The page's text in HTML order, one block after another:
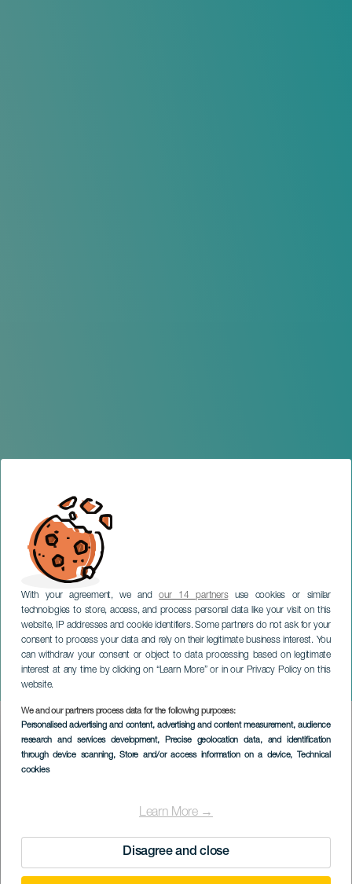
With your agreement, we andour 14 partnersuse cookies or similar
technologies to store, access, and process personal data like your visit on this
website, IP addresses and cookie identifiers. Some partners do not ask for your
consent to process your data and rely on their legitimate business interest. You
can withdraw your consent or object to data processing based on legitimate
interest at any time by clicking on “Learn More” or in our Privacy Policy on this
website.
We and our partners process data for the following purposes:
Personalised advertising and content, advertising and content measurement, audience
research and services development, Precise geolocation data, and identification
through device scanning, Store and/or access information on a device, Technical
cookies
Learn More →
Disagree and close
Marwán im Konzert
TENERIFE
Imagen
Listado